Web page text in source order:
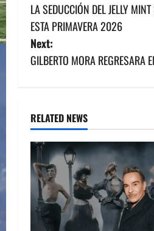
o
s
t
a
v
i
g
LA SEDUCCIÓN DEL JELLY
ESTA PRIMAVERA 2026
Next:
GILBERTO MORA REGRESARA
RELATED NEWS